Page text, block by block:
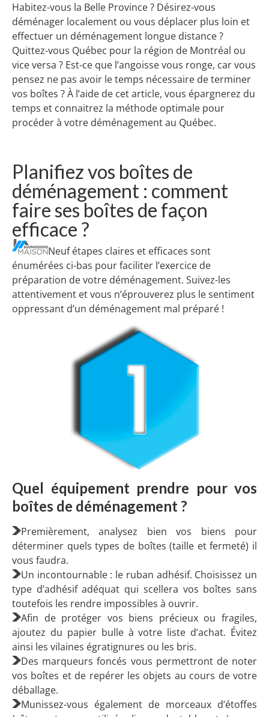
Habitez-vous la Belle Province ? Désirez-vous
déménager localement ou vous déplacer plus loin et
effectuer un déménagement longue distance ?
Quittez-vous Québec pour la région de Montréal ou
vice versa ? Est-ce que l’angoisse vous ronge, car vous
pensez ne pas avoir le temps nécessaire de terminer
vos boîtes ? À l’aide de cet article, vous épargnerez du
temps et connaitrez la méthode optimale pour
procéder à votre déménagement au Québec.
Planifiez vos boîtes de
déménagement : comment
faire ses boîtes de façon
efficace ?
Neuf étapes claires et efficaces sont
énumérées ci-bas pour faciliter l’exercice de
préparation de votre déménagement. Suivez-les
attentivement et vous n’éprouverez plus le sentiment
oppressant d’un déménagement mal préparé !
Quel équipement prendre pour vos
boîtes de déménagement ?
Premièrement, analysez bien vos biens pour
déterminer quels types de boîtes (taille et fermeté) il
vous faudra.
Un incontournable : le ruban adhésif. Choisissez un
type d’adhésif adéquat qui scellera vos boîtes sans
toutefois les rendre impossibles à ouvrir.
Afin de protéger vos biens précieux ou fragiles,
ajoutez du papier bulle à votre liste d’achat. Évitez
ainsi les vilaines égratignures ou les bris.
Des marqueurs foncés vous permettront de noter
vos boîtes et de repérer les objets au cours de votre
déballage.
Munissez-vous également de morceaux d’étoffes